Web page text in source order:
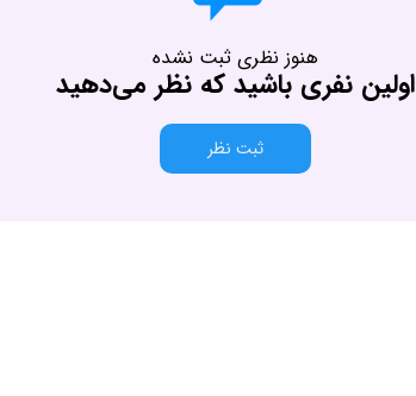
هنوز نظری ثبت نشده
اولین نفری باشید که نظر می‌دهید
ثبت نظر